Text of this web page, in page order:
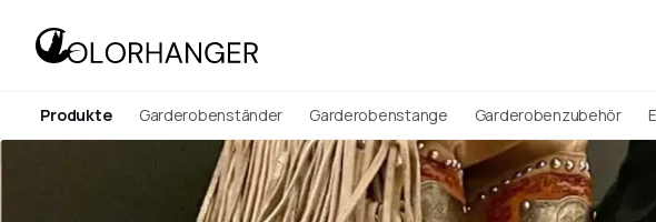
Produkte Garderobenständer Garderobenstange Garderobenzubehör